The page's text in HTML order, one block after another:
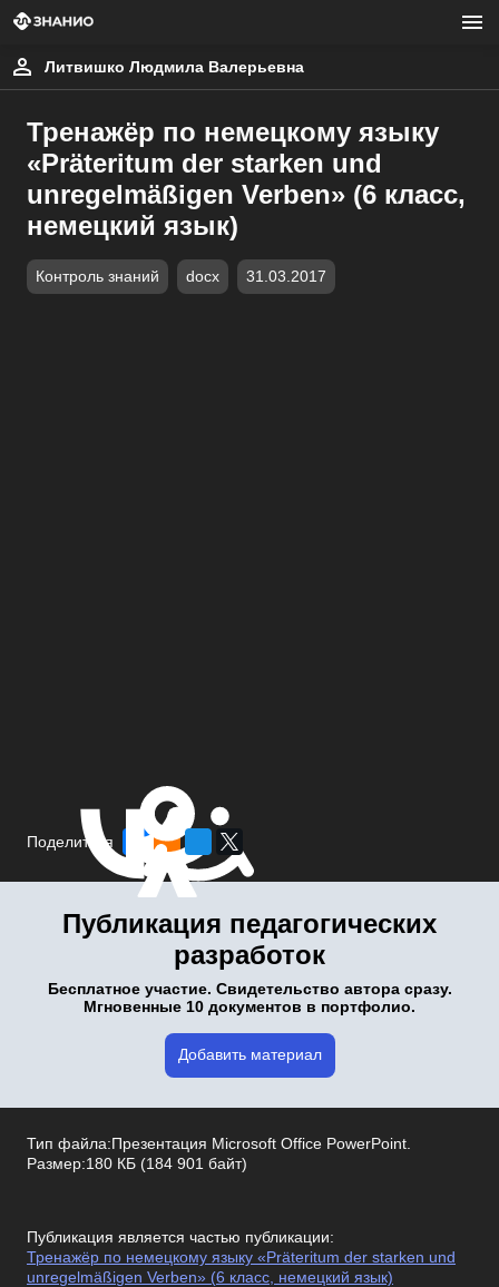
Литвишко Людмила Валерьевна
Тренажёр по немецкому языку
«Präteritum der starken und
unregelmäßigen Verben» (6 класс,
немецкий язык)
Контроль знаний docx 31.03.2017
Поделиться
Публикация педагогических
разработок
Бесплатное участие. Свидетельство автора сразу.
Мгновенные 10 документов в портфолио.
Добавить материал
Тип файла:Презентация Microsoft Office PowerPoint.
Размер:180 КБ (184 901 байт)
Публикация является частью публикации:
Тренажёр по немецкому языку «Präteritum der starken und
unregelmäßigen Verben» (6 класс, немецкий язык)